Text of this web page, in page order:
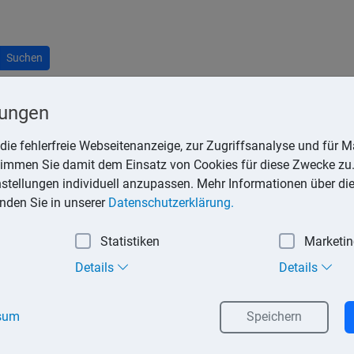
Suchen
Versicherungsvertrag nicht mehr festhalten will, kann er
Laufzeit als einen Monat handeln.
Versicherungsschutz gewähren.
haben.
ist aber nicht notwendig. Die Widerrufsfrist beträgt
Informationen und die Belehrung über sein Widerrufsrecht
fehlerfreie Webseitenanzeige, zur Zugriffsanalyse und für
Sie damit dem Einsatz von Cookies für diese Zwecke
individuell anzupassen. Mehr Informationen über
Sie in unserer Datenschutzerklärung.
Statistiken
Details Details
Speichern